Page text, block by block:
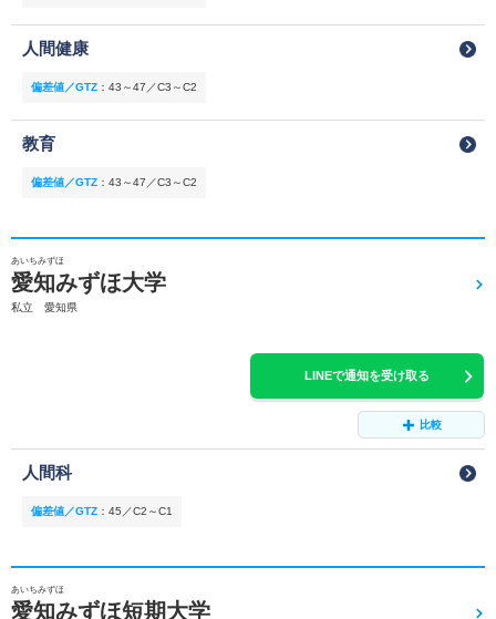
人間健康
偏差値／GTZ ： 43～47／C3～C2
教育
偏差値／GTZ ： 43～47／C3～C2
あいちみずほ
愛知みずほ大学
私立 愛知県
LINEで通知を受け取る
比較
人間科
偏差値／GTZ ： 45／C2～C1
あいちみずほ
愛知みずほ短期大学